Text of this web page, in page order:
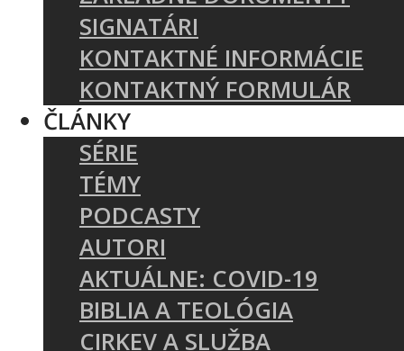
SIGNATÁRI
KONTAKTNÉ INFORMÁCIE
KONTAKTNÝ FORMULÁR
ČLÁNKY
SÉRIE
TÉMY
PODCASTY
AUTORI
AKTUÁLNE: COVID-19
BIBLIA A TEOLÓGIA
CIRKEV A SLUŽBA